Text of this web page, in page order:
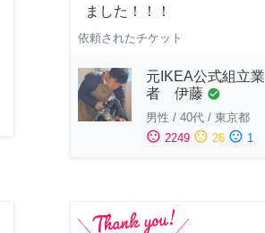
ました！！！
依頼されたチケット
元IKEA公式組立業
者 伊藤 check_circle
男性 / 40代 / 東京都
sentiment_satisfied 2249 sentiment_neutral 26 sentiment_dissatisfied 1